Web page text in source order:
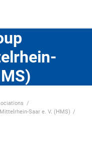
Saar e. V. (HMS)